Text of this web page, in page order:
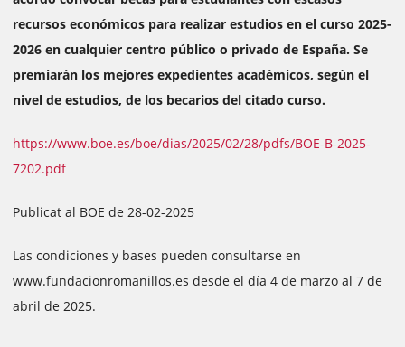
recursos económicos para realizar estudios en el curso 2025-
2026 en cualquier centro público o privado de España. Se
premiarán los mejores expedientes académicos, según el
nivel de estudios, de los becarios del citado curso.
https://www.boe.es/boe/dias/2025/02/28/pdfs/BOE-B-2025-
7202.pdf
Publicat al BOE de 28-02-2025
Las condiciones y bases pueden consultarse en
www.fundacionromanillos.es desde el día 4 de marzo al 7 de
abril de 2025.